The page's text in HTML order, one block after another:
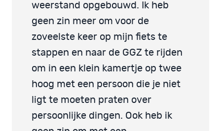
weerstand opgebouwd. Ik heb
geen zin meer om voor de
zoveelste keer op mijn fiets te
stappen en naar de GGZ te rijden
om in een klein kamertje op twee
hoog met een persoon die je niet
ligt te moeten praten over
persoonlijke dingen. Ook heb ik